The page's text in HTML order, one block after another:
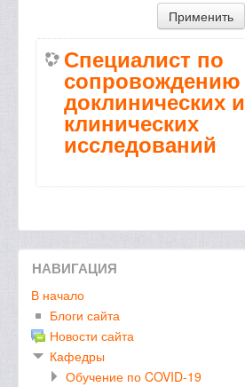
Специалист по
сопровождению
доклинических и
клинических
исследований
НАВИГАЦИЯ
В начало
Блоги сайта
Новости сайта
Кафедры
Обучение по COVID-19